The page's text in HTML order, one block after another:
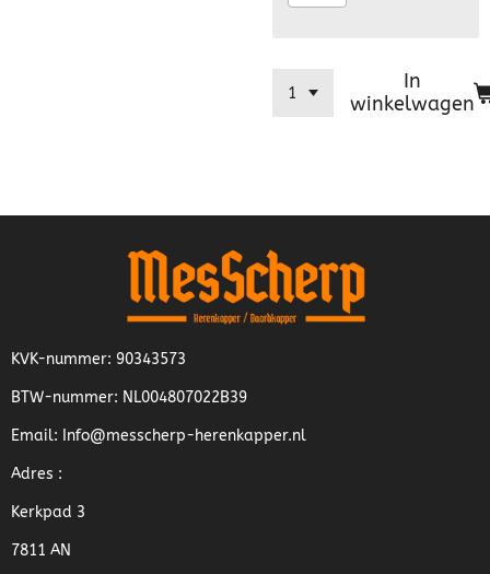
In
winkelwagen
KVK-nummer: 90343573
BTW-nummer: NL004807022B39
Email: Info@messcherp-herenkapper.nl
Adres :
Kerkpad 3
7811 AN